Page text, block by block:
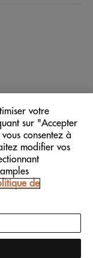
votre
sur "Accepter
consentez à
modifier vos
de